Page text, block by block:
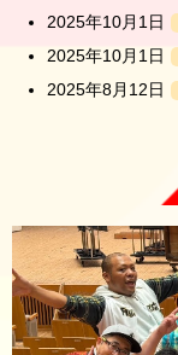
2025年10月1日
2025年10月1日
2025年8月12日